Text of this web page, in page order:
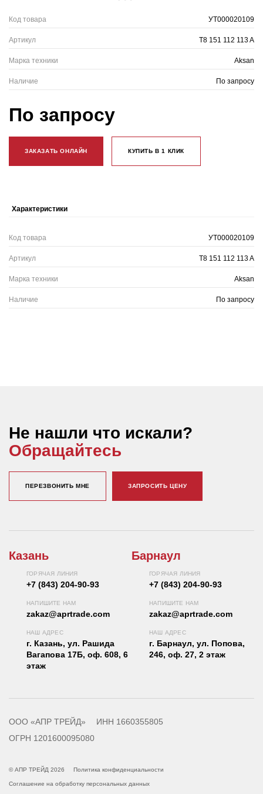
Код товара УТ000020109
Артикул T8 151 112 113 A
Марка техники Aksan
Наличие По запросу
По запросу
ЗАКАЗАТЬ ОНЛАЙН КУПИТЬ В 1 КЛИК
Характеристики
Код товара УТ000020109
Артикул T8 151 112 113 A
Марка техники Aksan
Наличие По запросу
Не нашли что искали?
Обращайтесь
ПЕРЕЗВОНИТЬ МНЕ ЗАПРОСИТЬ ЦЕНУ
Казань
ГОРЯЧАЯ ЛИНИЯ
+7 (843) 204-90-93
НАПИШИТЕ НАМ
zakaz@aprtrade.com
НАШ АДРЕС
г. Казань, ул. Рашида
Вагапова 17Б, оф. 608, 6
этаж
Барнаул
ГОРЯЧАЯ ЛИНИЯ
+7 (843) 204-90-93
НАПИШИТЕ НАМ
zakaz@aprtrade.com
НАШ АДРЕС
г. Барнаул, ул. Попова,
246, оф. 27, 2 этаж
ООО «АПР ТРЕЙД»
ИНН 1660355805
ОГРН 1201600095080
© АПР ТРЕЙД 2026 Политика конфиденциальности
Соглашение на обработку персональных данных